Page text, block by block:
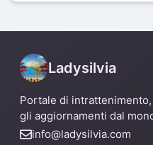
capannone per fare
Ladysilvia
Portale di
gli aggiornamenti dal
info@ladysilvia.com